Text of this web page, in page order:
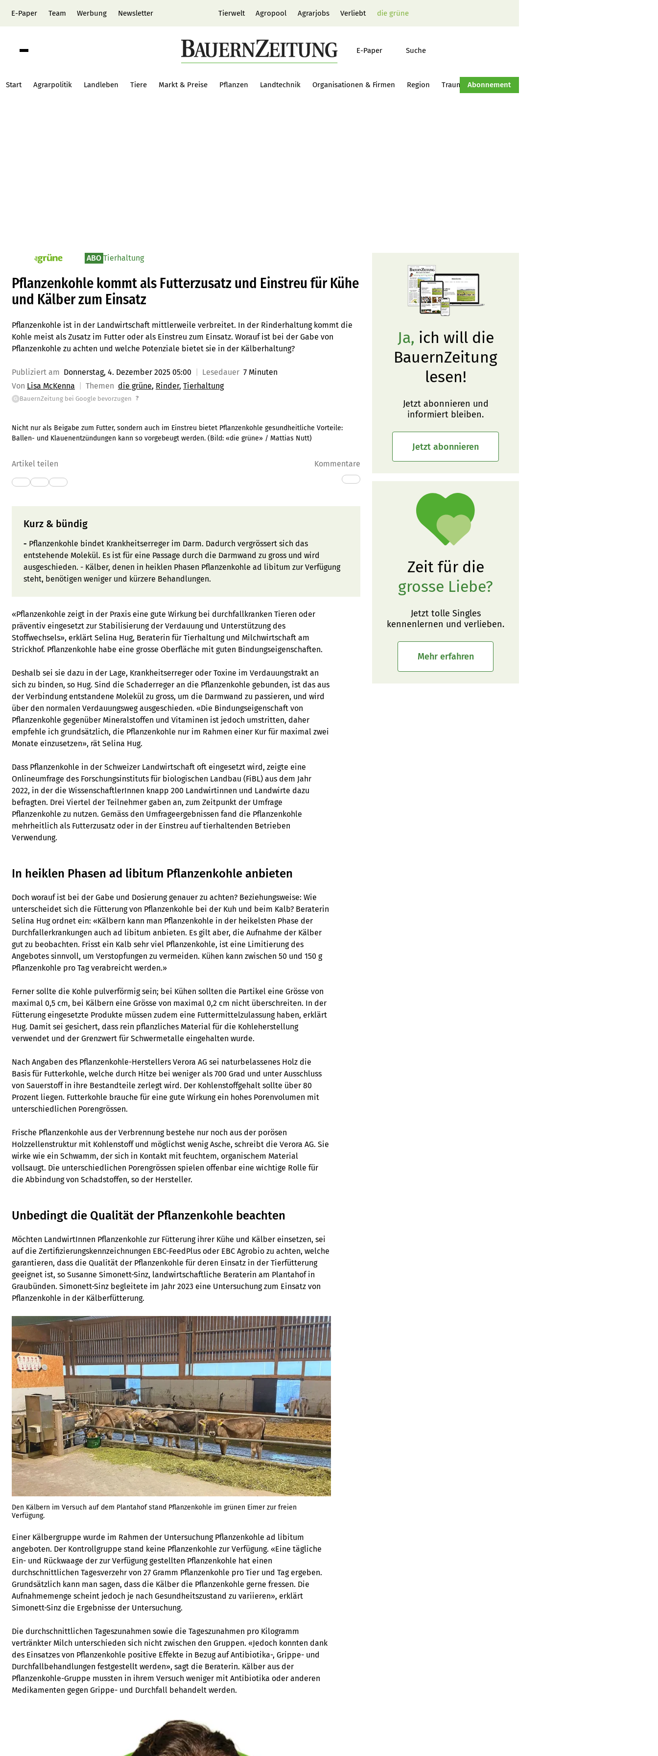
E-Paper Team Werbung Newsletter Tierwelt Agropool Agrarjobs Verliebt die grüne
E-Paper Suche
Start Agrarpolitik Landleben Tiere Markt & Preise Pflanzen Landtechnik Organisationen & Firmen Region Traumtraktor Hof-Management
Abonnement
pv_die-grune-online ABO Tierhaltung
Pflanzenkohle kommt als Futterzusatz und Einstreu für Kühe
und Kälber zum Einsatz
Pflanzenkohle ist in der Landwirtschaft mittlerweile verbreitet. In der Rinderhaltung kommt die
Kohle meist als Zusatz im Futter oder als Einstreu zum Einsatz. Worauf ist bei der Gabe von
Pflanzenkohle zu achten und welche Potenziale bietet sie in der Kälberhaltung?
Publiziert am Donnerstag, 4. Dezember 2025 05:00 Lesedauer 7 Minuten
Von Lisa McKenna Themen die grüne Rinder Tierhaltung
G BauernZeitung bei Google bevorzugen ?
Nicht nur als Beigabe zum Futter, sondern auch im Einstreu bietet Pflanzenkohle gesundheitliche Vorteile:
Ballen- und Klauenentzündungen kann so vorgebeugt werden. (Bild: «die grüne» / Mattias Nutt)
Artikel teilen Kommentare
Kurz & bündig
- Pflanzenkohle bindet Krankheitserreger im Darm. Dadurch vergrössert sich das
entstehende Molekül. Es ist für eine Passage durch die Darmwand zu gross und wird
ausgeschieden. - Kälber, denen in heiklen Phasen Pflanzenkohle ad libitum zur Verfügung
steht, benötigen weniger und kürzere Behandlungen.
«Pflanzenkohle zeigt in der Praxis eine gute Wirkung bei durchfallkranken Tieren oder
präventiv eingesetzt zur Stabilisierung der Verdauung und Unterstützung des
Stoffwechsels», erklärt Selina Hug, Beraterin für Tierhaltung und Milchwirtschaft am
Strickhof. Pflanzenkohle habe eine grosse Oberfläche mit guten Bindungseigenschaften.
Deshalb sei sie dazu in der Lage, Krankheitserreger oder Toxine im Verdauungstrakt an
sich zu binden, so Hug. Sind die Schaderreger an die Pflanzenkohle gebunden, ist das aus
der Verbindung entstandene Molekül zu gross, um die Darmwand zu passieren, und wird
über den normalen Verdauungsweg ausgeschieden. «Die Bindungseigenschaft von
Pflanzenkohle gegenüber Mineralstoffen und Vitaminen ist jedoch umstritten, daher
empfehle ich grundsätzlich, die Pflanzenkohle nur im Rahmen einer Kur für maximal zwei
Monate einzusetzen», rät Selina Hug.
Dass Pflanzenkohle in der Schweizer Landwirtschaft oft eingesetzt wird, zeigte eine
Onlineumfrage des Forschungsinstituts für biologischen Landbau (FiBL) aus dem Jahr
2022, in der die WissenschaftlerInnen knapp 200 Landwirtinnen und Landwirte dazu
befragten. Drei Viertel der Teilnehmer gaben an, zum Zeitpunkt der Umfrage
Pflanzenkohle zu nutzen. Gemäss den Umfrageergebnissen fand die Pflanzenkohle
mehrheitlich als Futterzusatz oder in der Einstreu auf tierhaltenden Betrieben
Verwendung.
In heiklen Phasen ad libitum Pflanzenkohle anbieten
Doch worauf ist bei der Gabe und Dosierung genauer zu achten? Beziehungsweise: Wie
unterscheidet sich die Fütterung von Pflanzenkohle bei der Kuh und beim Kalb? Beraterin
Selina Hug ordnet ein: «Kälbern kann man Pflanzenkohle in der heikelsten Phase der
Durchfallerkrankungen auch ad libitum anbieten. Es gilt aber, die Aufnahme der Kälber
gut zu beobachten. Frisst ein Kalb sehr viel Pflanzenkohle, ist eine Limitierung des
Angebotes sinnvoll, um Verstopfungen zu vermeiden. Kühen kann zwischen 50 und 150 g
Pflanzenkohle pro Tag verabreicht werden.»
Ferner sollte die Kohle pulverförmig sein; bei Kühen sollten die Partikel eine Grösse von
maximal 0,5 cm, bei Kälbern eine Grösse von maximal 0,2 cm nicht überschreiten. In der
Fütterung eingesetzte Produkte müssen zudem eine Futtermittelzulassung haben, erklärt
Hug. Damit sei gesichert, dass rein pflanzliches Material für die Kohleherstellung
verwendet und der Grenzwert für Schwermetalle eingehalten wurde.
Nach Angaben des Pflanzenkohle-Herstellers Verora AG sei naturbelassenes Holz die
Basis für Futterkohle, welche durch Hitze bei weniger als 700 Grad und unter Ausschluss
von Sauerstoff in ihre Bestandteile zerlegt wird. Der Kohlenstoffgehalt sollte über 80
Prozent liegen. Futterkohle brauche für eine gute Wirkung ein hohes Porenvolumen mit
unterschiedlichen Porengrössen.
Frische Pflanzenkohle aus der Verbrennung bestehe nur noch aus der porösen
Holzzellenstruktur mit Kohlenstoff und möglichst wenig Asche, schreibt die Verora AG. Sie
wirke wie ein Schwamm, der sich in Kontakt mit feuchtem, organischem Material
vollsaugt. Die unterschiedlichen Porengrössen spielen offenbar eine wichtige Rolle für
die Abbindung von Schadstoffen, so der Hersteller.
Unbedingt die Qualität der Pflanzenkohle beachten
Möchten LandwirtInnen Pflanzenkohle zur Fütterung ihrer Kühe und Kälber einsetzen, sei
auf die Zertifizierungskennzeichnungen EBC-FeedPlus oder EBC Agrobio zu achten, welche
garantieren, dass die Qualität der Pflanzenkohle für deren Einsatz in der Tierfütterung
geeignet ist, so Susanne Simonett-Sinz, landwirtschaftliche Beraterin am Plantahof in
Graubünden. Simonett-Sinz begleitete im Jahr 2023 eine Untersuchung zum Einsatz von
Pflanzenkohle in der Kälberfütterung.
Den Kälbern im Versuch auf dem Plantahof stand Pflanzenkohle im grünen Eimer zur freien
Verfügung.
Einer Kälbergruppe wurde im Rahmen der Untersuchung Pflanzenkohle ad libitum
angeboten. Der Kontrollgruppe stand keine Pflanzenkohle zur Verfügung. «Eine tägliche
Ein- und Rückwaage der zur Verfügung gestellten Pflanzenkohle hat einen
durchschnittlichen Tagesverzehr von 27 Gramm Pflanzenkohle pro Tier und Tag ergeben.
Grundsätzlich kann man sagen, dass die Kälber die Pflanzenkohle gerne fressen. Die
Aufnahmemenge scheint jedoch je nach Gesundheitszustand zu variieren», erklärt
Simonett-Sinz die Ergebnisse der Untersuchung.
Die durchschnittlichen Tageszunahmen sowie die Tageszunahmen pro Kilogramm
vertränkter Milch unterschieden sich nicht zwischen den Gruppen. «Jedoch konnten dank
des Einsatzes von Pflanzenkohle positive Effekte in Bezug auf Antibiotika-, Grippe- und
Durchfallbehandlungen festgestellt werden», sagt die Beraterin. Kälber aus der
Pflanzenkohle-Gruppe mussten in ihrem Versuch weniger mit Antibiotika oder anderen
Medikamenten gegen Grippe- und Durchfall behandelt werden.
Ja, ich will die
BauernZeitung
lesen!
Jetzt abonnieren und
informiert bleiben.
Jetzt abonnieren
Zeit für die
grosse Liebe?
Jetzt tolle Singles
kennenlernen und verlieben.
Mehr erfahren